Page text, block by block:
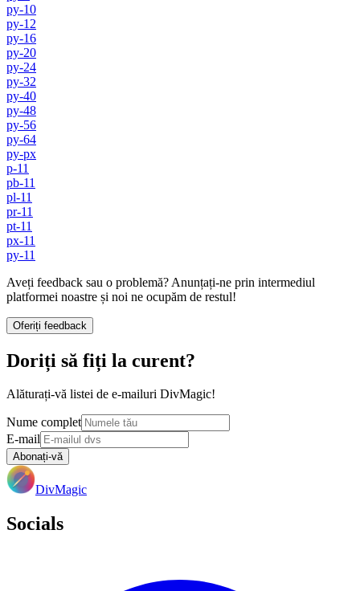
py-10
py-12
py-16
py-20
py-24
py-32
py-40
py-48
py-56
py-64
py-px
p-11
pb-11
pl-11
pr-11
pt-11
px-11
py-11
Aveți feedback sau o problemă? Anunțați-ne prin intermediul
platformei noastre și noi ne ocupăm de restul!
Oferiți feedback
Doriți să fiți la curent?
Alăturați-vă listei de e-mailuri DivMagic!
Nume complet
E-mail
Abonați-vă
DivMagic
Socials